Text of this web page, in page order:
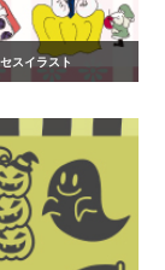
スイラスト